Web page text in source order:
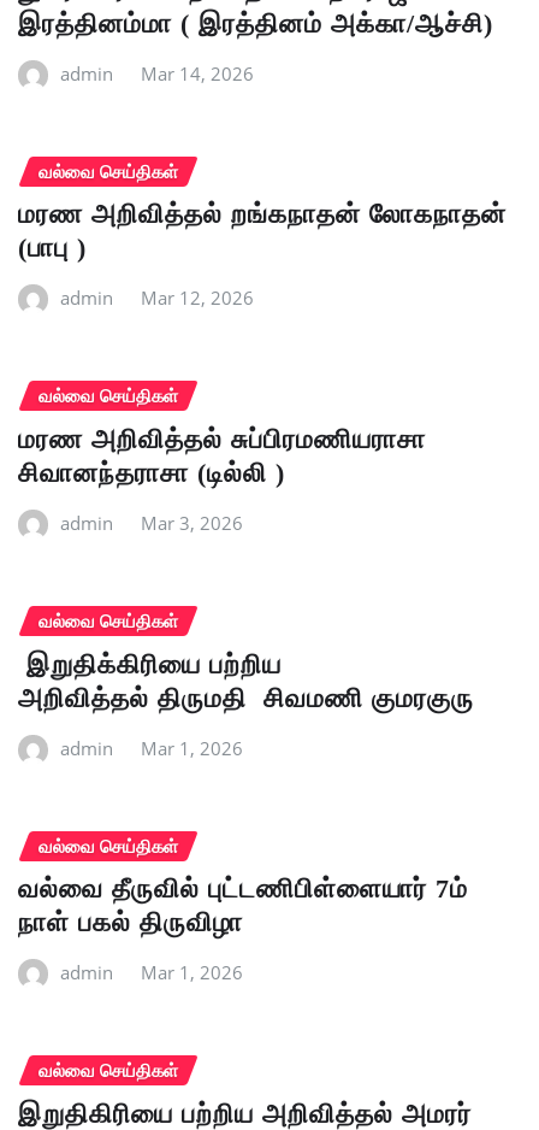
இரத்தினம்மா ( இரத்தினம் அக்கா/ஆச்சி)
admin Mar 14, 2026
வல்வை செய்திகள்
மரண அறிவித்தல் றங்கநாதன் லோகநாதன்
(பாபு )
admin Mar 12, 2026
வல்வை செய்திகள்
மரண அறிவித்தல் சுப்பிரமணியராசா
சிவானந்தராசா (டில்லி )
admin Mar 3, 2026
வல்வை செய்திகள்
இறுதிக்கிரியை பற்றிய
அறிவித்தல் திருமதி சிவமணி குமரகுரு
admin Mar 1, 2026
வல்வை செய்திகள்
வல்வை தீருவில் புட்டணிபிள்ளையார் 7ம்
நாள் பகல் திருவிழா
admin Mar 1, 2026
வல்வை செய்திகள்
இறுதிகிரியை பற்றிய அறிவித்தல் அமரர்